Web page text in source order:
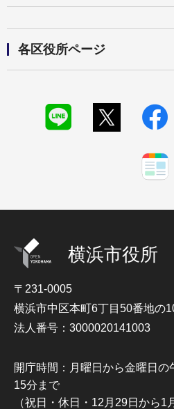
各区役所ページ
横浜市役所
〒231-0005
横浜市中区本町6丁目50番地の
法人番号：3000020141003
開庁時間：月曜日から金曜日
15分まで
（祝日・休日・12月29日から1